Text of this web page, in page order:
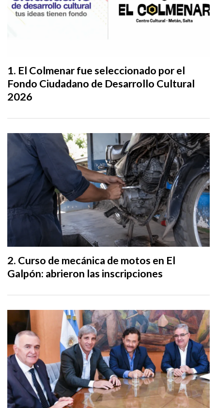
El Colmenar fue seleccionado por el
Fondo Ciudadano de Desarrollo Cultural
2026
Curso de mecánica de motos en El
Galpón: abrieron las inscripciones